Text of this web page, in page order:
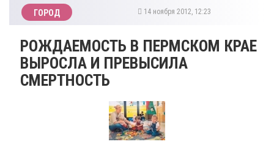
ГОРОД 14 ноября 2012, 12:23
РОЖДАЕМОСТЬ В ПЕРМСКОМ КРАЕ
ВЫРОСЛА И ПРЕВЫСИЛА
СМЕРТНОСТЬ